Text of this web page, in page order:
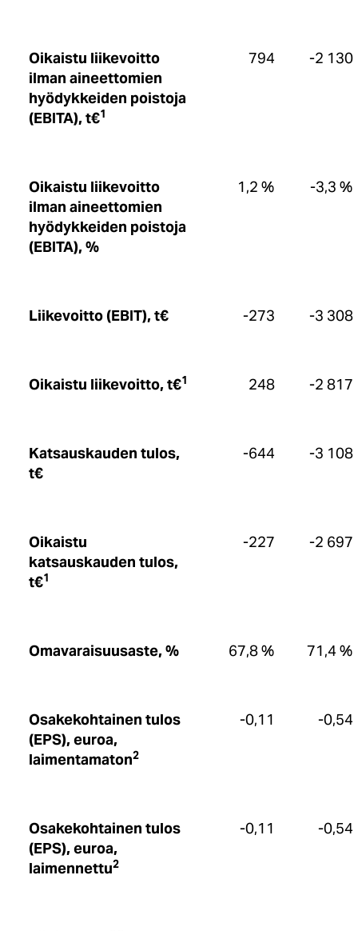
Oikaistu liikevoitto
ilman aineettomien
hyödykkeiden poistoja
(EBITA), t€1
794 -2 130
Oikaistu liikevoitto
ilman aineettomien
hyödykkeiden poistoja
(EBITA), %
1,2 % -3,3 %
Liikevoitto (EBIT), t€ -273 -3 308
Oikaistu liikevoitto, t€1 248 -2 817
Katsauskauden tulos,
t€
-644 -3 108
Oikaistu
katsauskauden tulos,
t€1
-227 -2 697
Omavaraisuusaste, % 67,8 % 71,4 %
Osakekohtainen tulos
(EPS), euroa,
laimentamaton2
-0,11 -0,54
Osakekohtainen tulos
(EPS), euroa,
laimennettu2
-0,11 -0,54